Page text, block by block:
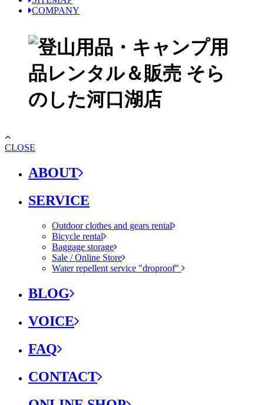
COMPANY
CLOSE
ABOUT
SERVICE
Outdoor clothes and gears rental
Bicycle rental
Baggage storage
Sale / Online Store
Water repellent service "droproof"
BLOG
VOICE
FAQ
CONTACT